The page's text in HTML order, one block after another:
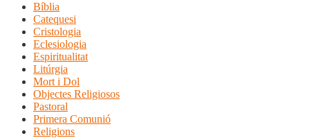
Bíblia
Catequesi
Cristologia
Eclesiologia
Espiritualitat
Litúrgia
Mort i Dol
Objectes Religiosos
Pastoral
Primera Comunió
Religions